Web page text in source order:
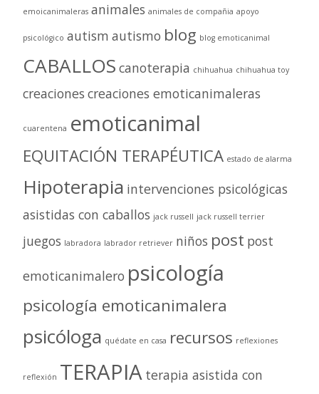
emoicanimaleras animales animales de compañia apoyo
psicológico autism autismo blog blog emoticanimal
CABALLOS canoterapia chihuahua chihuahua toy
creaciones creaciones emoticanimaleras
cuarentena emoticanimal
EQUITACIÓN TERAPÉUTICA estado de alarma
Hipoterapia intervenciones psicológicas
asistidas con caballos jack russell jack russell terrier
juegos labradora labrador retriever niños post post
emoticanimalero psicología
psicología emoticanimalera
psicóloga quédate en casa recursos reflexiones
reflexión TERAPIA terapia asistida con